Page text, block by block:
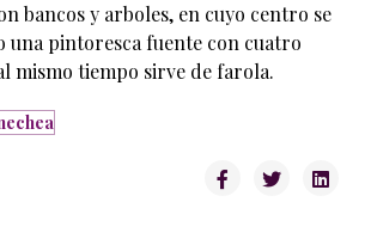
bancos y arboles, en cuyo centro se
una pintoresca fuente con cuatro
mismo tiempo sirve de farola.